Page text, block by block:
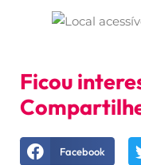
Ficou
Facebook